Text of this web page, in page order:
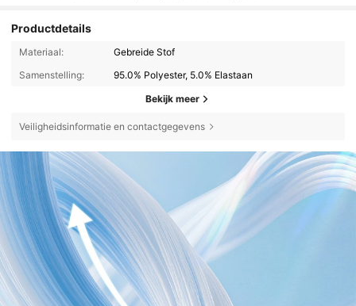
Productdetails
Materiaal:
Gebreide Stof
Samenstelling:
95.0% Polyester, 5.0% Elastaan
Bekijk meer
Veiligheidsinformatie en contactgegevens